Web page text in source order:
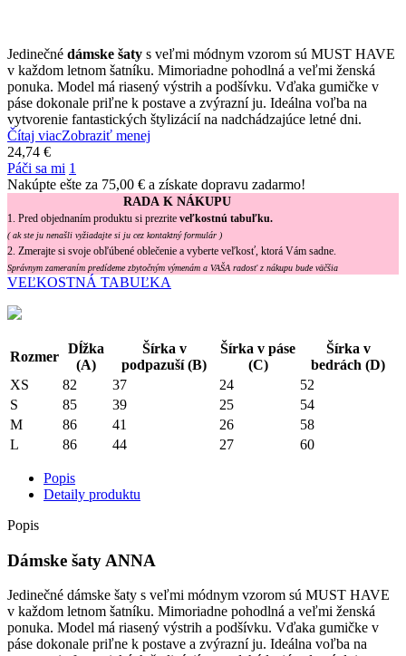
Jedinečné dámske šaty s veľmi módnym vzorom sú MUST HAVE
v každom letnom šatníku. Mimoriadne pohodlná a veľmi ženská
ponuka. Model má riasený výstrih a podšívku. Vďaka gumičke v
páse dokonale priľne k postave a zvýrazní ju. Ideálna voľba na
vytvorenie fantastických štylizácií na nadchádzajúce letné dni.
Čítaj viacZobraziť menej
24,74 €
Páči sa mi 1
Nakúpte ešte za 75,00 € a získate dopravu zadarmo!
RADA K NÁKUPU
1. Pred objednaním produktu si prezrite veľkostnú tabuľku.
( ak ste ju nenašli vyžiadajte si ju cez kontaktný formulár )
2. Zmerajte si svoje obľúbené oblečenie a vyberte veľkosť, ktorá Vám sadne.
Správnym zameraním predídeme zbytočným výmenám a VAŠA radosť z nákupu bude väčšia
VEĽKOSTNÁ TABUĽKA
Rozmer
Dĺžka
(A)
Šírka v
podpazuší (B)
Šírka v páse
(C)
Šírka v
bedrách (D)
XS
82 37 24
52
S
85 39 25
54
M
86 41 26
58
L
86 44 27 60
Popis
Detaily produktu
Popis
Dámske šaty ANNA
Jedinečné dámske šaty s veľmi módnym vzorom sú MUST HAVE
v každom letnom šatníku. Mimoriadne pohodlná a veľmi ženská
ponuka. Model má riasený výstrih a podšívku. Vďaka gumičke v
páse dokonale priľne k postave a zvýrazní ju. Ideálna voľba na